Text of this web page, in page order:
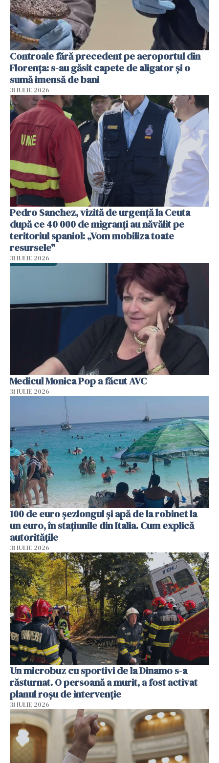
Controale fără precedent pe aeroportul din
Florența: s-au găsit capete de aligator și o
sumă imensă de bani
31 IULIE 2026
Pedro Sanchez, vizită de urgență la Ceuta
după ce 40 000 de migranți au năvălit pe
teritoriul spaniol: „Vom mobiliza toate
resursele"
31 IULIE 2026
Medicul Monica Pop a făcut AVC
31 IULIE 2026
100 de euro șezlongul și apă de la robinet la
un euro, în stațiunile din Italia. Cum explică
autoritățile
31 IULIE 2026
Un microbuz cu sportivi de la Dinamo s-a
răsturnat. O persoană a murit, a fost activat
planul roșu de intervenție
31 IULIE 2026